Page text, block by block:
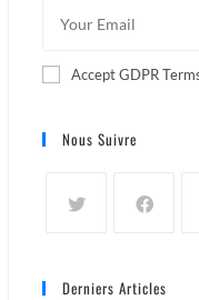
Accept GDPR
Nous Suivre
Derniers Articles